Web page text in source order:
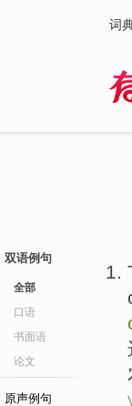
词
双语例句
全部
口语
书面语
论文
原声例句